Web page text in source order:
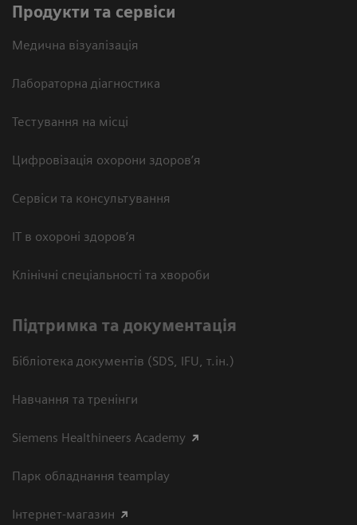
Продукти та сервіси
Медична візуалізація
Лабораторна діагностика
Тестування на місці
Цифровізація охорони здоров’я
Сервіси та консультування
ІТ в охороні здоров’я
Клінічні спеціальності та хвороби
Підтримка та документація
Бібліотека документів (SDS, IFU, т.ін.)
Навчання та тренінги
Siemens Healthineers Academy
Парк обладнання teamplay
Інтернет-магазин